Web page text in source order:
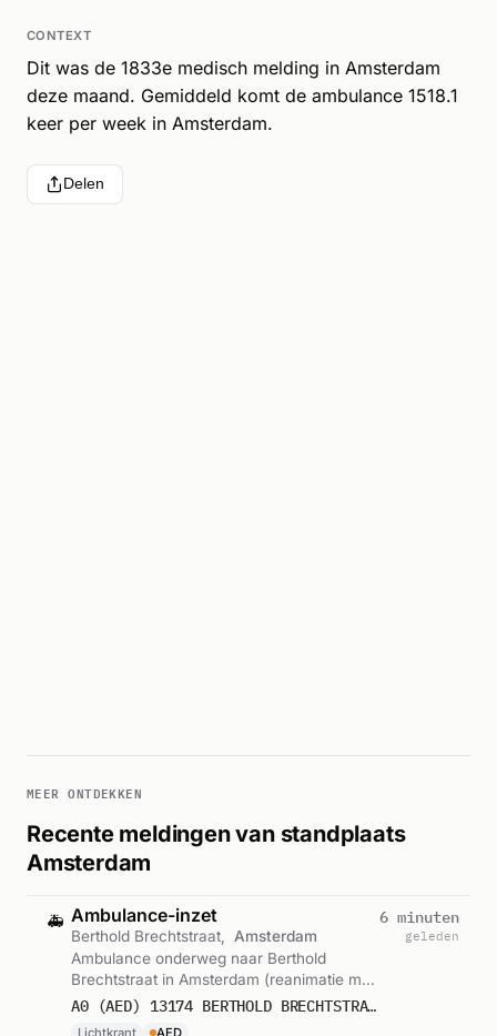
CONTEXT
Dit was de 1833e medisch melding in Amsterdam
deze maand. Gemiddeld komt de ambulance 1518.1
keer per week in Amsterdam.
Delen
MEER ONTDEKKEN
Recente meldingen van standplaats
Amsterdam
🚑 Ambulance-inzet
Berthold Brechtstraat,
Amsterdam
Ambulance onderweg naar Berthold
Brechtstraat in Amsterdam (reanimatie met
AED). Ingezet: Lichtkrant. Gemeld om
A0 (AED) 13174 BERTHOLD BRECHTSTRAAT 1102 AMSTERDAM 76640
Lichtkrant AED
6 minuten
geleden